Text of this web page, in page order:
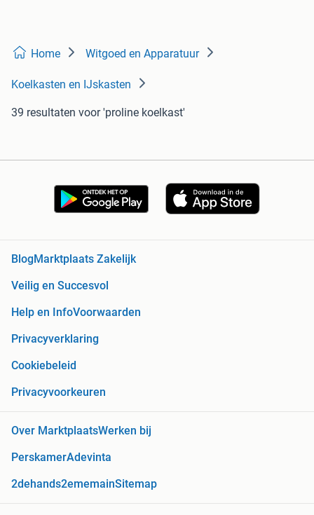
Home Witgoed en Apparatuur
Koelkasten en IJskasten
39 resultaten voor 'proline koelkast'
BlogMarktplaats Zakelijk
Veilig en Succesvol
Help en InfoVoorwaarden
Privacyverklaring
Cookiebeleid
Privacyvoorkeuren
Over MarktplaatsWerken bij
PerskamerAdevinta
2dehands2ememainSitemap